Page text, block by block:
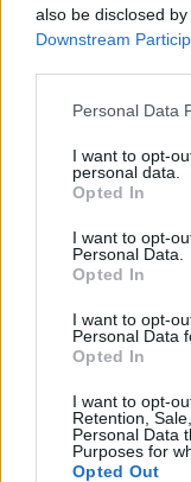
also be disclosed
Downstream
Personal Data
I want to opt-
personal data.
Opted In
I want to opt-
Personal Data.
Opted In
I want to opt-
Personal Data
Opted In
I want to opt-
Retention,
Personal Data
Purposes for
Opted Out
acest browser